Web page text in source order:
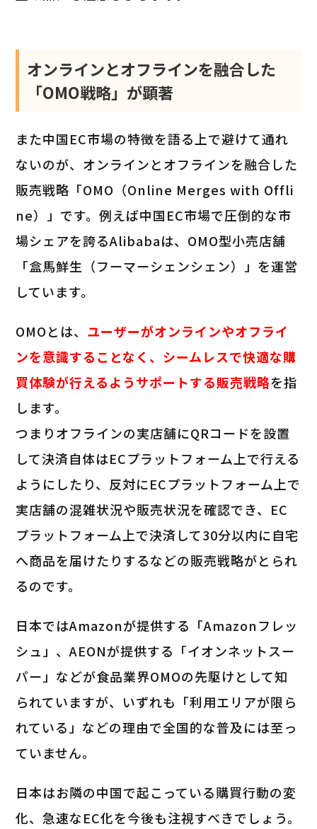
オンラインとオフラインを融合した
「OMO戦略」が顕著
また中国EC市場の特徴を語る上で避けて通れ
ないのが、オンラインとオフラインを融合した
販売戦略「OMO（Online Merges with Offli
ne）」です。例えば中国EC市場で圧倒的な市
場シェアを誇るAlibabaは、OMO型小売店舗
「盒馬鮮生（フーマーシェンシェン）」を運営
しています。
OMOとは、 ユーザーがオンラインやオフライ
ンを意識することなく、シームレスで快適な購
買体験が行えるようサポートする販売戦略を指
します。
つまりオフラインの実店舗にQRコードを設置
して決済自体はECプラットフォーム上で行える
ようにしたり、反対にECプラットフォーム上で
実店舗の混雑状況や販売状況を確認でき、EC
プラットフォーム上で決済して30分以内に自宅
へ商品を届けたりするなどの販売戦略がとられ
るのです。
日本ではAmazonが提供する「Amazonフレッ
シュ」、AEONが提供する「イオンネットスー
パー」などが食品業界OMOの先駆けとして知
られていますが、いずれも「利用エリアが限ら
れている」などの理由で全国的な普及には至っ
ていません。
日本はお隣の中国で起こっている購買行動の変
化、急速なEC化を今後も注視すべきでしょう。